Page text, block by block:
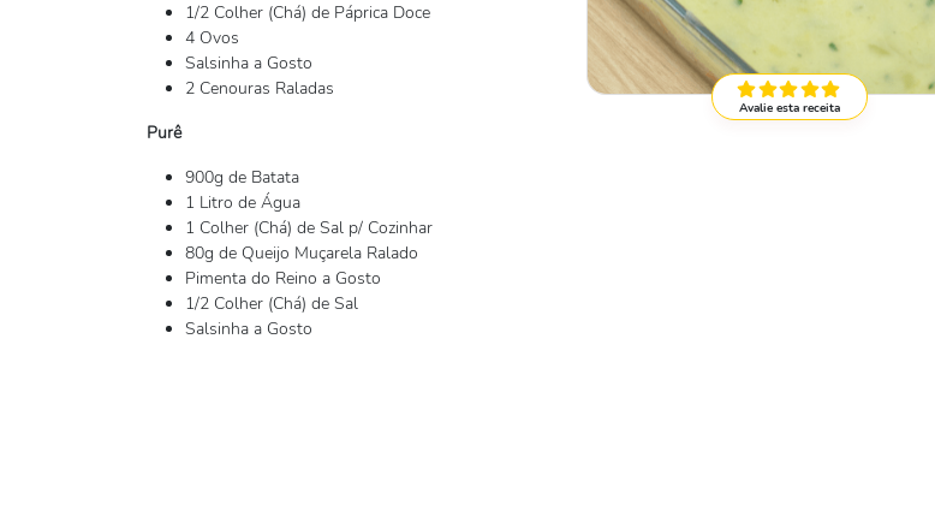
Avalie esta receita
1/2 Colher (Chá) de Páprica Doce
4 Ovos
Salsinha a Gosto
2 Cenouras Raladas
Purê
900g de Batata
1 Litro de Água
1 Colher (Chá) de Sal p/ Cozinhar
80g de Queijo Muçarela Ralado
Pimenta do Reino a Gosto
1/2 Colher (Chá) de Sal
Salsinha a Gosto